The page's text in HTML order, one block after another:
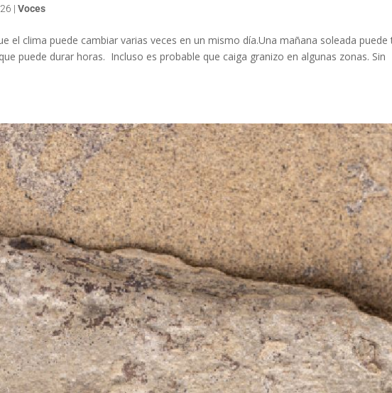
|Voces
el clima puede cambiar varias veces en un mismo día.Una mañana soleada puede
puede durar horas. Incluso es probable que caiga granizo en algunas zonas. Sin